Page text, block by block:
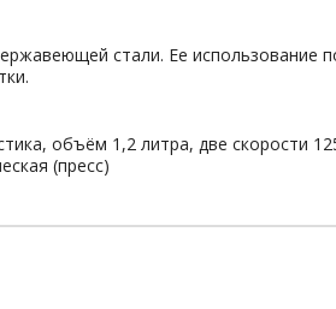
стали. Ее использование
объём 1,2 литра, две скорости
(пресс)